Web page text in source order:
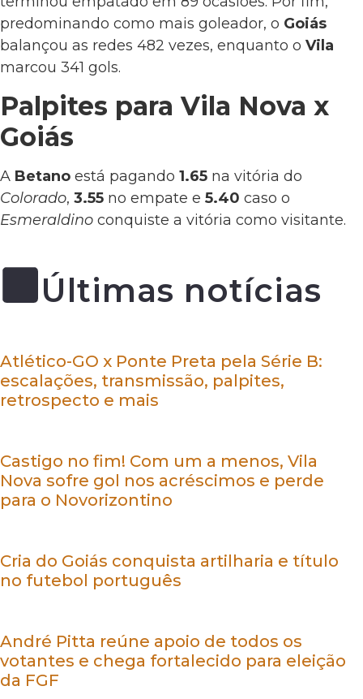
predominando como mais goleador, o Goiás
balançou as redes 482 vezes, enquanto o Vila
marcou 341 gols.
Palpites para Vila Nova x
Goiás
A Betano está pagando 1.65 na vitória do
Colorado, 3.55 no empate e 5.40 caso o
Esmeraldino conquiste a vitória como visitante.
Últimas notícias
Atlético-GO x Ponte Preta pela Série B:
escalações, transmissão, palpites,
retrospecto e mais
Castigo no fim! Com um a menos, Vila
Nova sofre gol nos acréscimos e perde
para o Novorizontino
Cria do Goiás conquista artilharia e título
no futebol português
André Pitta reúne apoio de todos os
votantes e chega fortalecido para eleição
da FGF